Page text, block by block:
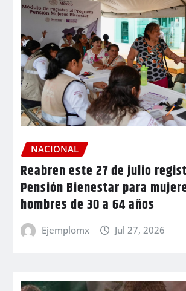
NACIONAL
Reabren este 27 de julio
Pensión Bienestar para
hombres de 30 a 64 años
Ejemplomx Jul 27, 2026